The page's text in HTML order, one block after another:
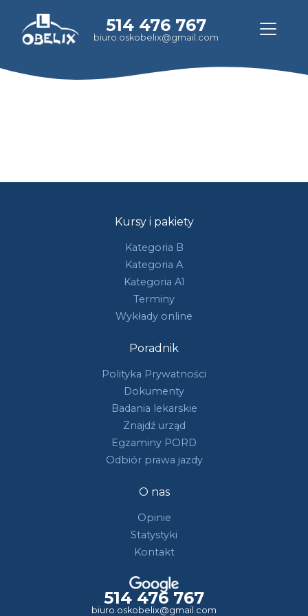
514 476 767
biuro.oskobelix@gmail.com
Kursy i pakiety
Kategoria B
Kategoria A
Kategoria A1
Terminy
Wykłady online
Poradnik
Polityka Prywatności
Dokumenty
Badania lekarskie
Znajdź urząd
Egzaminy PORD
Odbiór prawa jazdy
O nas
Opinie
Statystyki
Kontakt
514 476 767
biuro.oskobelix@gmail.com